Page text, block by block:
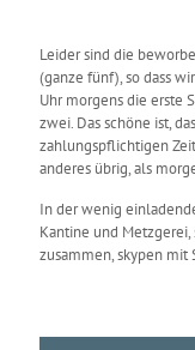
Leider sind die
(ganze fünf), so dass
Uhr morgens die erste
zwei. Das schöne ist,
zahlungspflichtigen
anderes übrig, als
In der wenig
Kantine und
zusammen, skypen mit